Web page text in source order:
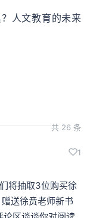
人文教育的未来
共 26 条
1
将抽取3位购买徐
送徐贲老师新书